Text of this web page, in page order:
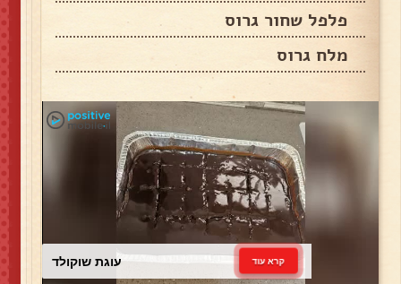
פלפל שחור גרוס
מלח גרוס
עוגת שוקולד קרא עוד